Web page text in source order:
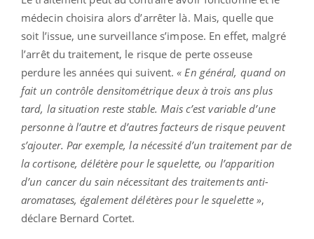
médecin choisira alors d’arrêter là. Mais, quelle que
soit l’issue, une surveillance s’impose. En effet, malgré
l’arrêt du traitement, le risque de perte osseuse
perdure les années qui suivent.« En général, quand on
fait un contrôle densitométrique deux à trois ans plus
tard, la situation reste stable. Mais c’est variable d’une
personne à l’autre et d’autres facteurs de risque peuvent
s’ajouter. Par exemple, la nécessité d’un traitement par de
la cortisone, délétère pour le squelette, ou l’apparition
d’un cancer du sain nécessitant des traitements anti-
aromatases, également délétères pour le squelette »,
déclare Bernard Cortet.